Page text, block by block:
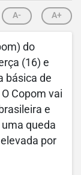
A- A+
do
(16) e
básica de
Copom vai
e
queda
por